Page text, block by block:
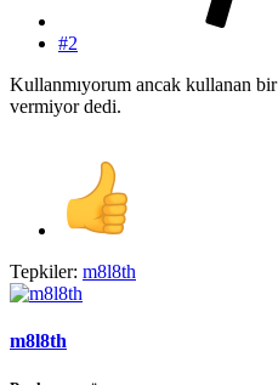
#2
Kullanmıyorum ancak kullanan bir
vermiyor dedi.
Tepkiler: m8l8th
m8l8th